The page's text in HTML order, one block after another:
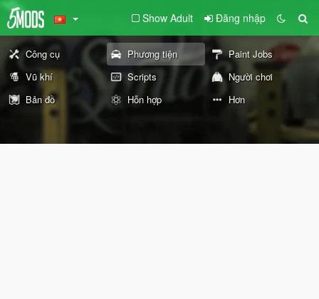
Show Adult Đăng nhập
Công cụ Phương tiện
Paint Jobs
Vũ khí
Scripts
Người chơi
Bản đồ
Hỗn hợp Hơn